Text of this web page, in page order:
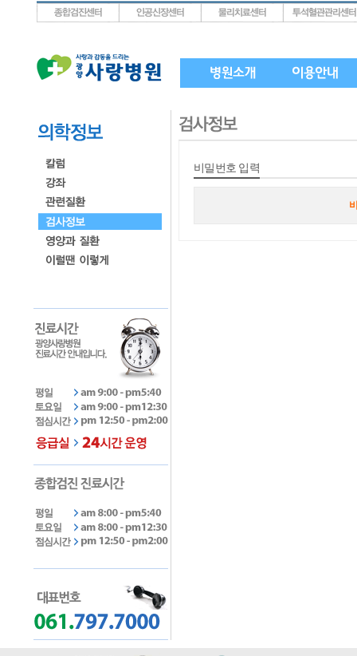
상단메뉴로 바로가기
왼쪽메뉴로 바로가기
본문으로 바로가기
비밀번호 입력